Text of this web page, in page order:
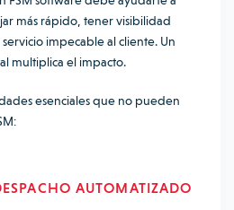
más rápido, tener visibilidad
impecable al cliente. Un
multiplica el impacto.
esenciales que no pueden
AUTOMATIZADO